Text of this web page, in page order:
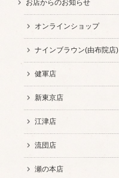
お店からのお知らせ
オンラインショップ
ナインブラウン(由布院店)
健軍店
新東京店
江津店
流団店
瀬の本店